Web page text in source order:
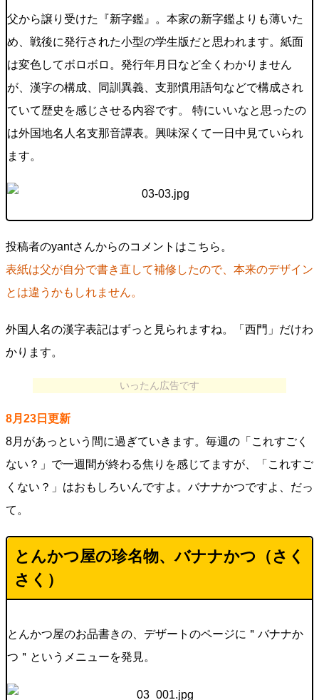
父から譲り受けた『新字鑑』。本家の新字鑑よりも薄いた
め、戦後に発行された小型の学生版だと思われます。紙面
は変色してボロボロ。発行年月日など全くわかりません
が、漢字の構成、同訓異義、支那慣用語句などで構成され
ていて歴史を感じさせる内容です。 特にいいなと思ったの
は外国地名人名支那音譚表。興味深くて一日中見ていられ
ます。
投稿者のyantさんからのコメントはこちら。
表紙は父が自分で書き直して補修したので、本来のデザイン
とは違うかもしれません。
外国人名の漢字表記はずっと見られますね。「西門」だけわ
かります。
いったん広告です
8月23日更新
8月があっという間に過ぎていきます。毎週の「これすごく
ない？」で一週間が終わる焦りを感じてますが、「これすご
くない？」はおもしろいんですよ。バナナかつですよ、だっ
て。
とんかつ屋の珍名物、バナナかつ（さく
さく）
とんかつ屋のお品書きの、デザートのページに＂バナナか
つ＂というメニューを発見。